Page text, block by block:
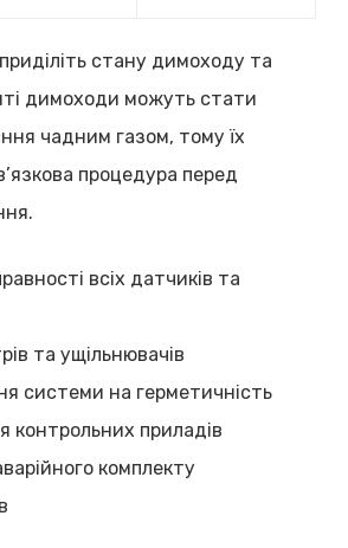
стану димоходу та
димоходи можуть стати
чадним газом, тому їх
процедура перед
всіх датчиків та
та ущільнювачів
системи на герметичність
контрольних приладів
комплекту